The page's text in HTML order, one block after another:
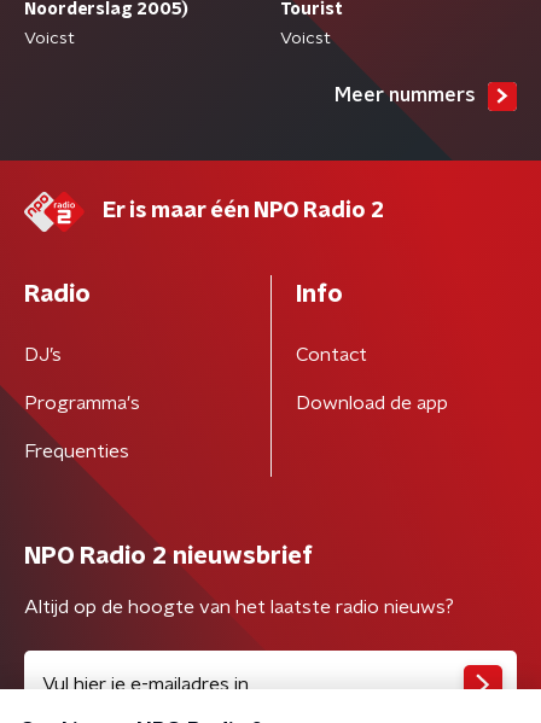
Noorderslag 2005)
Voicst
Tourist
Voicst
Meer nummers
Er is maar één NPO Radio 2
Radio
DJ’s
Programma's
Frequenties
Info
Contact
Download de app
NPO Radio 2 nieuwsbrief
Altijd op de hoogte van het laatste radio nieuws?